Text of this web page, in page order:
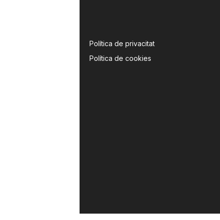
Política de privacitat
Política de cookies